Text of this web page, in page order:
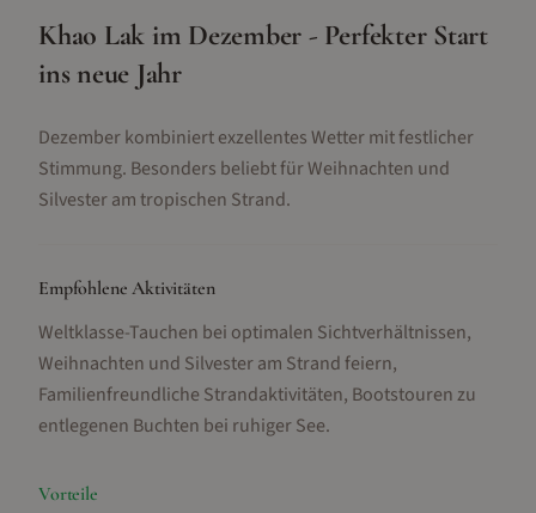
Khao Lak im Dezember - Perfekter Start
ins neue Jahr
Dezember kombiniert exzellentes Wetter mit festlicher
Stimmung. Besonders beliebt für Weihnachten und
Silvester am tropischen Strand.
Empfohlene Aktivitäten
Weltklasse-Tauchen bei optimalen Sichtverhältnissen,
Weihnachten und Silvester am Strand feiern,
Familienfreundliche Strandaktivitäten, Bootstouren zu
entlegenen Buchten bei ruhiger See.
Vorteile